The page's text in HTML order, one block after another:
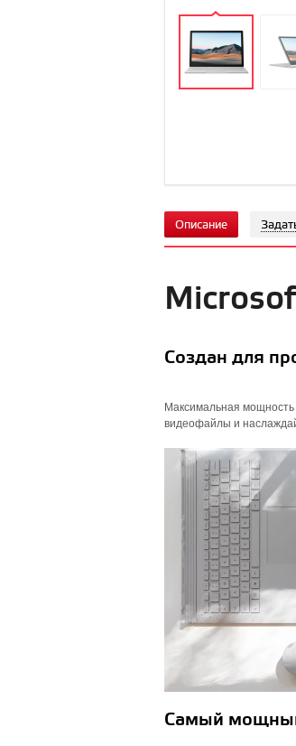
Описание
Создан для
Максимальная
видеофайлы и
Самый мощный